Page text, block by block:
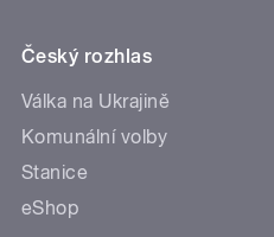
Český rozhlas
Válka na Ukrajině
Komunální volby
Stanice
eShop